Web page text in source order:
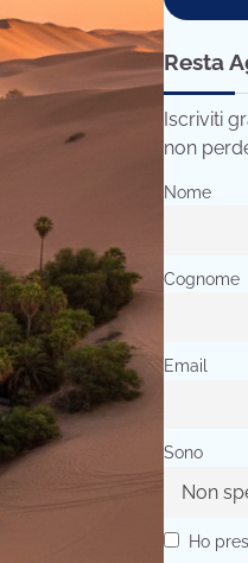
Resta
Iscriviti
non
Nome
Cognome
Email
Sono
Ho